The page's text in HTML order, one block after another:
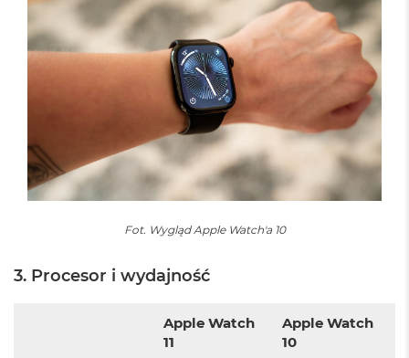
B
o
k
k
t
M
a
Fot. Wygląd Apple Watch'a 10
3. Procesor i wydajność
Apple Watch
11
Apple Watch
10